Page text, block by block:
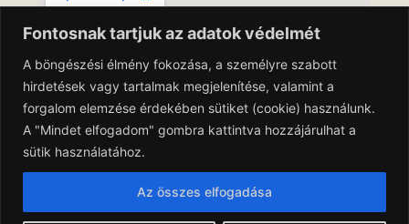
Fontosnak tartjuk az adatok védelmét
A böngészési élmény fokozása, a személyre szabott
hirdetések vagy tartalmak megjelenítése, valamint a
forgalom elemzése érdekében sütiket (cookie) használunk.
A "Mindet elfogadom" gombra kattintva hozzájárulhat a
sütik használatához.
Az összes elfogadása
Adatkezelési Tájékoztató
Általános Szerződési Feltételek